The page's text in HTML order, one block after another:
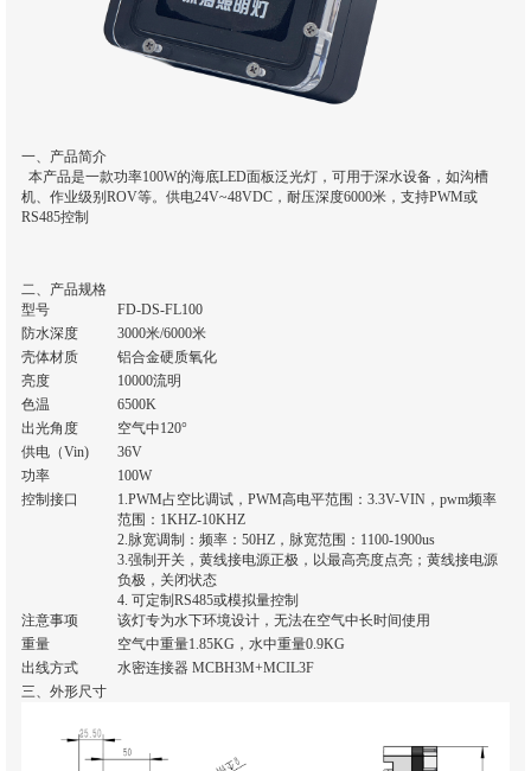
一、产品简介
本产品是一款功率100W的海底LED面板泛光灯，可用于深水设备，如沟槽
机、作业级别ROV等。供电24V~48VDC，耐压深度6000米，支持PWM或
RS485控制
二、产品规格
型号
FD-DS-FL100
防水深度
3000米/6000米
壳体材质
铝合金硬质氧化
亮度
10000流明
色温
6500K
出光角度
空气中120°
供电（Vin)
36V
功率
100W
控制接口
1.PWM占空比调试，PWM高电平范围：3.3V-VIN，pwm频率
范围：1KHZ-10KHZ
2.脉宽调制：频率：50HZ，脉宽范围：1100-1900us
3.强制开关，黄线接电源正极，以最高亮度点亮；黄线接电源
负极，关闭状态
4. 可定制RS485或模拟量控制
注意事项
该灯专为水下环境设计，无法在空气中长时间使用
重量
空气中重量1.85KG，水中重量0.9KG
出线方式
水密连接器 MCBH3M+MCIL3F
三、外形尺寸